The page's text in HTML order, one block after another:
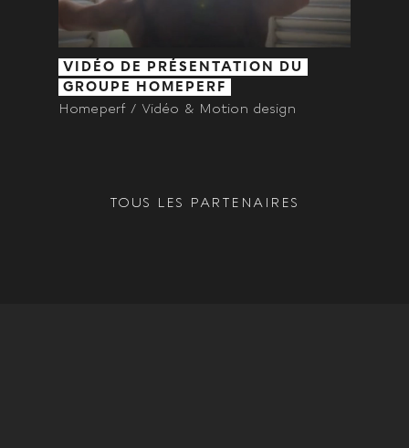
VIDÉO DE PRÉSENTATION DU
GROUPE HOMEPERF
Homeperf / Vidéo & Motion design
TOUS LES PARTENAIRES